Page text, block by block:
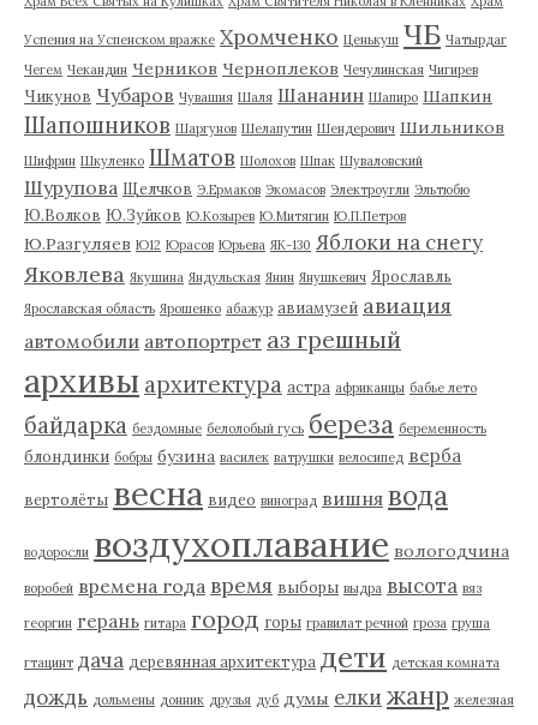
Успения на Успенском вражке Хромченко Ценькуш ЧБ Чатырдаг
Чегем Чекандин Черников Черноплеков Чечулинская Чигирев
Чикунов Чубаров Чувашия Шаля Шананин Шапиро Шапкин
Шапошников Шаргунов Шелапутин Шендерович Шильников
Шифрин Шкуленко Шматов Шолохов Шпак Шуваловский
Шурупова Щелчков Э.Ермаков Экомасов Электроугли Эльтюбю
Ю.Волков Ю.Зуйков Ю.Козырев Ю.Митягин Ю.П.Петров
Ю.Разгуляев Ю12 Юрасов Юрьева ЯК-130 Яблоки на снегу
Яковлева Якушина Яндульская Янин Янушкевич Ярославль
Ярославская область Ярошенко абажур авиамузей авиация
автомобили автопортрет аз грешный
архивы архитектура астра африканцы бабье лето
байдарка бездомные белолобый гусь береза беременность
блондинки бобры бузина василек ватрушки велосипед верба
вертолёты весна видео виноград вишня вода
водоросли воздухоплавание вологодчина
воробей времена года время выборы выдра высота вяз
георгин герань гитара город горы гравилат речной гроза груша
гтацинт дача деревянная архитектура дети детская комната
дождь дольмены донник друзья дуб думы елки жанр железная